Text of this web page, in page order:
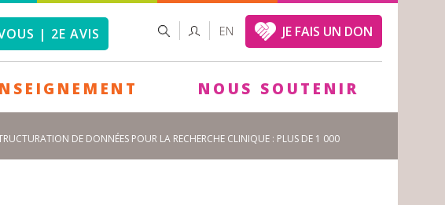
| 2E AVIS FORMULAIRE
DE
RECHERCHER EN JE FAIS UN DON
NOUS SOUTENIR
DE DONNÉES POUR LA RECHERCHE CLINIQUE : PLUS DE 1 000